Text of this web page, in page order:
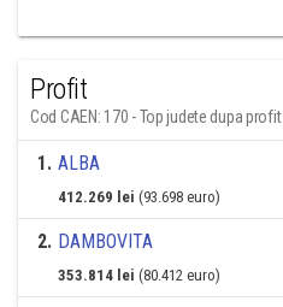
Profit
Cod CAEN: 170 - Top judete dupa profit
1. ALBA
412.269 lei (93.698 euro)
2. DAMBOVITA
353.814 lei (80.412 euro)